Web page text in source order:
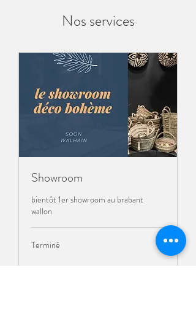
Nos services
Showroom
bientôt 1er showroom au brabant
wallon
Terminé